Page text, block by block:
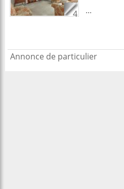
4
...
Annonce de particulier